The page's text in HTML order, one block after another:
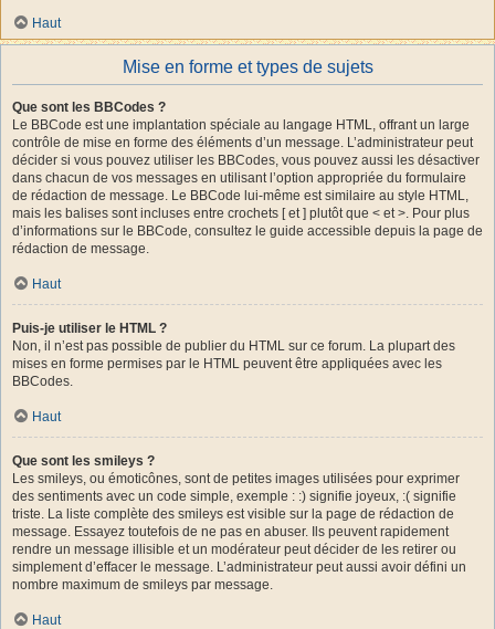
Haut
Mise en forme et types de sujets
Que sont les BBCodes ?
Le BBCode est une implantation spéciale au langage HTML, offrant un large
contrôle de mise en forme des éléments d’un message. L’administrateur peut
décider si vous pouvez utiliser les BBCodes, vous pouvez aussi les désactiver
dans chacun de vos messages en utilisant l’option appropriée du formulaire
de rédaction de message. Le BBCode lui-même est similaire au style HTML,
mais les balises sont incluses entre crochets [ et ] plutôt que < et >. Pour plus
d’informations sur le BBCode, consultez le guide accessible depuis la page de
rédaction de message.
Haut
Puis-je utiliser le HTML ?
Non, il n’est pas possible de publier du HTML sur ce forum. La plupart des
mises en forme permises par le HTML peuvent être appliquées avec les
BBCodes.
Haut
Que sont les smileys ?
Les smileys, ou émoticônes, sont de petites images utilisées pour exprimer
des sentiments avec un code simple, exemple : :) signifie joyeux, :( signifie
triste. La liste complète des smileys est visible sur la page de rédaction de
message. Essayez toutefois de ne pas en abuser. Ils peuvent rapidement
rendre un message illisible et un modérateur peut décider de les retirer ou
simplement d’effacer le message. L’administrateur peut aussi avoir défini un
nombre maximum de smileys par message.
Haut